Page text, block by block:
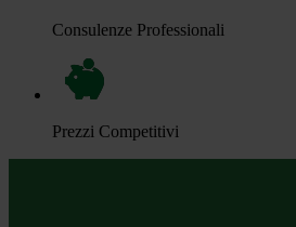
Consulenze Professionali
Prezzi Competitivi